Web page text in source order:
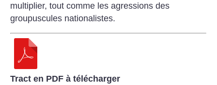
multiplier, tout comme les agressions des
groupuscules nationalistes.
Tract en PDF à télécharger